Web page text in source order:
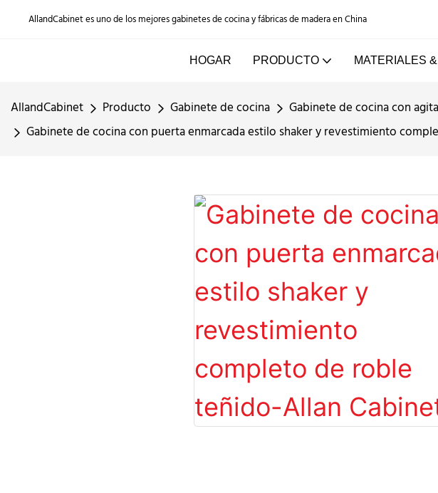
AllandCabinet es uno de los mejores gabinetes de cocina y fábricas de madera en China
HOGAR PRODUCTO MATERIALES
AllandCabinet Producto Gabinete de cocina
Gabinete de cocina con
Gabinete de cocina con puerta enmarcada estilo shaker y revestimiento